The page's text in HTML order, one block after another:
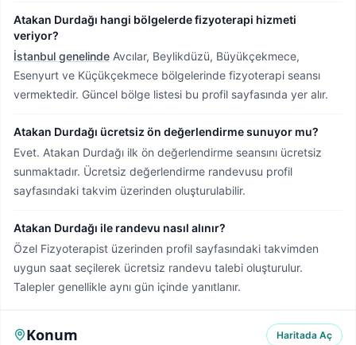
Atakan Durdağı hangi bölgelerde fizyoterapi hizmeti
veriyor?
İstanbul genelinde Avcılar, Beylikdüzü, Büyükçekmece,
Esenyurt ve Küçükçekmece bölgelerinde fizyoterapi seansı
vermektedir. Güncel bölge listesi bu profil sayfasında yer alır.
Atakan Durdağı ücretsiz ön değerlendirme sunuyor mu?
Evet. Atakan Durdağı ilk ön değerlendirme seansını ücretsiz
sunmaktadır. Ücretsiz değerlendirme randevusu profil
sayfasındaki takvim üzerinden oluşturulabilir.
Atakan Durdağı ile randevu nasıl alınır?
Özel Fizyoterapist üzerinden profil sayfasındaki takvimden
uygun saat seçilerek ücretsiz randevu talebi oluşturulur.
Talepler genellikle aynı gün içinde yanıtlanır.
Konum Haritada Aç